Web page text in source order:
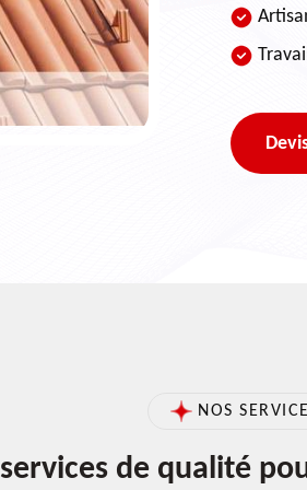
NOS
de qualité